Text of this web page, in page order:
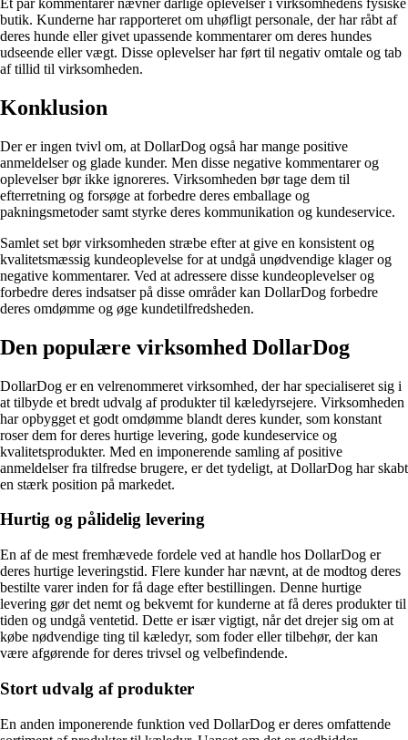
Et par kommentarer nævner dårlige oplevelser i virksomhedens fysiske
butik. Kunderne har rapporteret om uhøfligt personale, der har råbt af
deres hunde eller givet upassende kommentarer om deres hundes
udseende eller vægt. Disse oplevelser har ført til negativ omtale og tab
af tillid til virksomheden.
Konklusion
Der er ingen tvivl om, at DollarDog også har mange positive
anmeldelser og glade kunder. Men disse negative kommentarer og
oplevelser bør ikke ignoreres. Virksomheden bør tage dem til
efterretning og forsøge at forbedre deres emballage og
pakningsmetoder samt styrke deres kommunikation og kundeservice.
Samlet set bør virksomheden stræbe efter at give en konsistent og
kvalitetsmæssig kundeoplevelse for at undgå unødvendige klager og
negative kommentarer. Ved at adressere disse kundeoplevelser og
forbedre deres indsatser på disse områder kan DollarDog forbedre
deres omdømme og øge kundetilfredsheden.
Den populære virksomhed DollarDog
DollarDog er en velrenommeret virksomhed, der har specialiseret sig i
at tilbyde et bredt udvalg af produkter til kæledyrsejere. Virksomheden
har opbygget et godt omdømme blandt deres kunder, som konstant
roser dem for deres hurtige levering, gode kundeservice og
kvalitetsprodukter. Med en imponerende samling af positive
anmeldelser fra tilfredse brugere, er det tydeligt, at DollarDog har skabt
en stærk position på markedet.
Hurtig og pålidelig levering
En af de mest fremhævede fordele ved at handle hos DollarDog er
deres hurtige leveringstid. Flere kunder har nævnt, at de modtog deres
bestilte varer inden for få dage efter bestillingen. Denne hurtige
levering gør det nemt og bekvemt for kunderne at få deres produkter til
tiden og undgå ventetid. Dette er især vigtigt, når det drejer sig om at
købe nødvendige ting til kæledyr, som foder eller tilbehør, der kan
være afgørende for deres trivsel og velbefindende.
Stort udvalg af produkter
En anden imponerende funktion ved DollarDog er deres omfattende